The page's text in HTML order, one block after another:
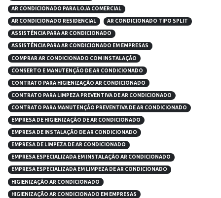
AR CONDICIONADO PARA LOJA COMERCIAL
AR CONDICIONADO RESIDENCIAL AR CONDICIONADO TIPO SPLIT
ASSISTÊNCIA PARA AR CONDICIONADO
ASSISTÊNCIA PARA AR CONDICIONADO EM EMPRESAS
COMPRAR AR CONDICIONADO COM INSTALAÇÃO
CONSERTO E MANUTENÇÃO DE AR CONDICIONADO
CONTRATO PARA HIGIENIZAÇÃO AR CONDICIONADO
CONTRATO PARA LIMPEZA PREVENTIVA DE AR CONDICIONADO
CONTRATO PARA MANUTENÇÃO PREVENTIVA DE AR CONDICIONADO
EMPRESA DE HIGIENIZAÇÃO DE AR CONDICIONADO
EMPRESA DE INSTALAÇÃO DE AR CONDICIONADO
EMPRESA DE LIMPEZA DE AR CONDICIONADO
EMPRESA ESPECIALIZADA EM INSTALAÇÃO AR CONDICIONADO
EMPRESA ESPECIALIZADA EM LIMPEZA DE AR CONDICIONADO
HIGIENIZAÇÃO AR CONDICIONADO
HIGIENIZAÇÃO AR CONDICIONADO EM EMPRESAS